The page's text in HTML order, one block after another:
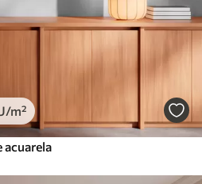
/m²
acuarela